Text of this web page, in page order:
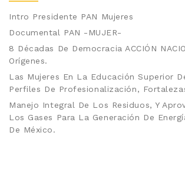
Intro Presidente PAN Mujeres
Documental PAN -MUJER-
8 Décadas De Democracia ACCIÓN
Orígenes.
Las Mujeres En La Educación Superior
Perfiles De Profesionalización,
Manejo Integral De Los Residuos, Y
Los Gases Para La Generación De
De México.